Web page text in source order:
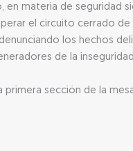
materia de seguridad
el circuito cerrado de
los hechos
de la
sección de la